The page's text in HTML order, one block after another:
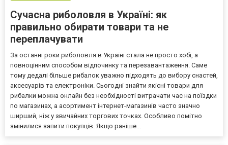
Сучасна риболовля в Україні: як
правильно обирати товари та не
переплачувати
За останні роки риболовля в Україні стала не просто хобі, а
повноцінним способом відпочинку та перезавантаження. Саме
тому дедалі більше рибалок уважно підходять до вибору снастей,
аксесуарів та електроніки. Сьогодні знайти якісні товари для
рибалки можна онлайн без необхідності витрачати час на поїздки
по магазинах, а асортимент інтернет-магазинів часто значно
ширший, ніж у звичайних торгових точках. Особливо помітно
змінилися запити покупців. Якщо раніше...